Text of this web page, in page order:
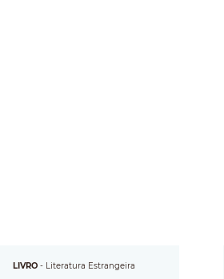
LIVRO - Literatura Estrangeira